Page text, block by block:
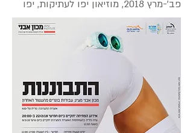
פב'-מרץ 2018, מוזיאון יפו לעתיקות, יפו